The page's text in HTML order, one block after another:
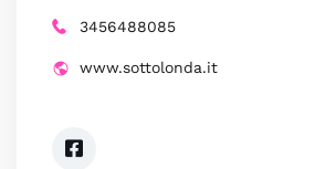
3456488085
www.sottolonda.it